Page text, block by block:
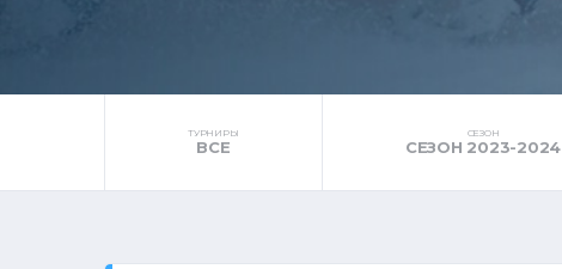
ТУРНИРЫ
ВСЕ
СЕЗОН
СЕЗОН 2023-2024